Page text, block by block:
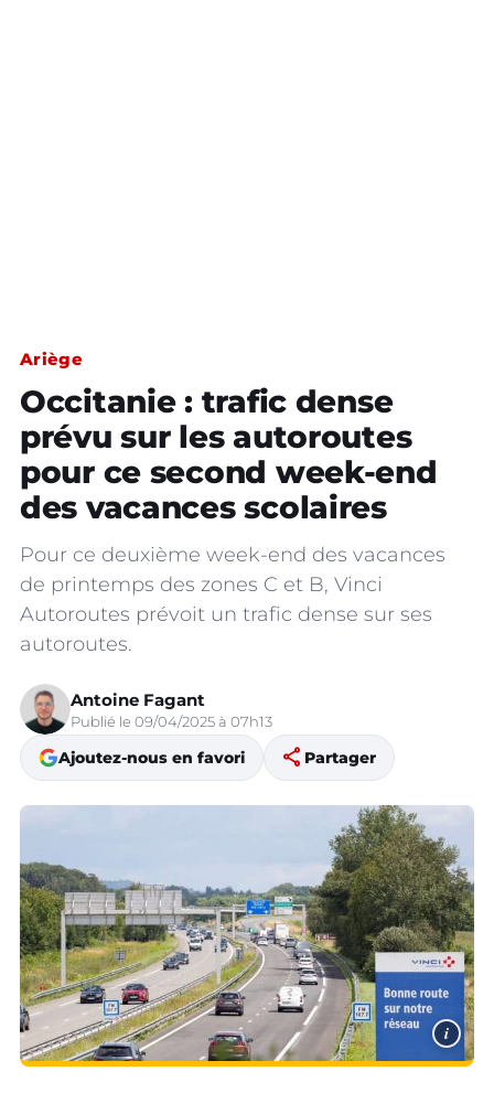
Ariège
Occitanie : trafic dense
prévu sur les autoroutes
pour ce second week-end
des vacances scolaires
Pour ce deuxième week-end des vacances
de printemps des zones C et B, Vinci
Autoroutes prévoit un trafic dense sur ses
autoroutes.
Antoine Fagant
Publié le 09/04/2025 à 07h13
Ajoutez-nous en favori share Partager
i